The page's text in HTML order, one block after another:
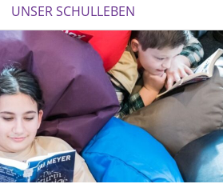
UNSER SCHULLEBEN